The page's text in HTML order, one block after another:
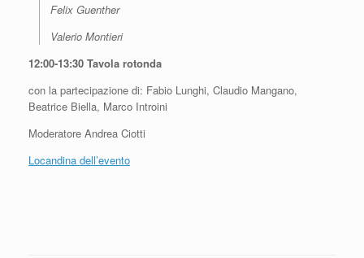
Felix Guenther
Valerio Montieri
12:00-13:30 Tavola rotonda
con la partecipazione di: Fabio Lunghi, Claudio Mangano,
Beatrice Biella, Marco Introini
Moderatore Andrea Ciotti
Locandina dell’evento